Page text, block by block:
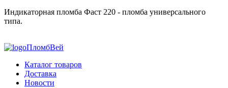
Индикаторная пломба Фаст 220 - пломба универсального
типа.
ПломбВей
Каталог товаров
Доставка
Новости